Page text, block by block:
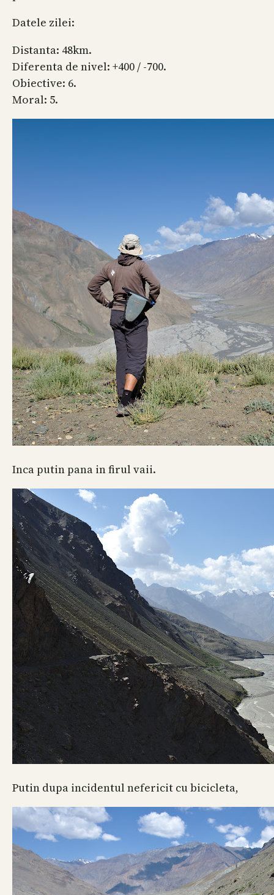
Datele zilei:
Distanta: 48km.
Diferenta de nivel: +400 / -700.
Obiective: 6.
Moral: 5.
Inca putin pana in firul vaii.
Putin dupa incidentul nefericit cu bicicleta,